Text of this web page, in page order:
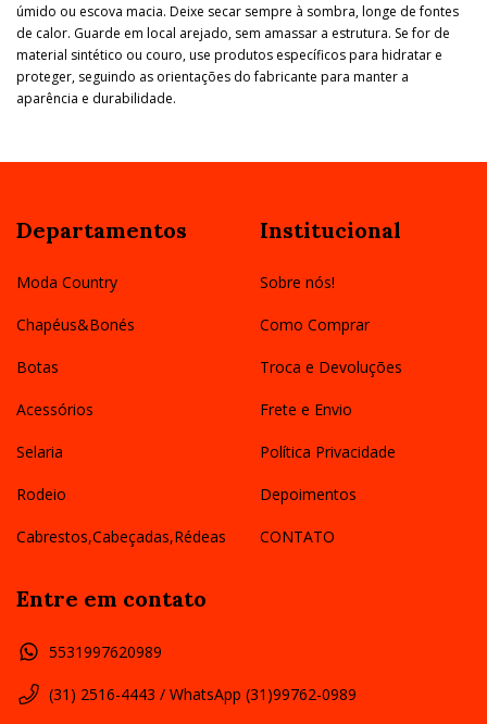
úmido ou escova macia. Deixe secar sempre à sombra, longe de fontes
de calor. Guarde em local arejado, sem amassar a estrutura. Se for de
material sintético ou couro, use produtos específicos para hidratar e
proteger, seguindo as orientações do fabricante para manter a
aparência e durabilidade.
Departamentos
Moda Country
Chapéus&Bonés
Botas
Acessórios
Selaria
Rodeio
Cabrestos,Cabeçadas,Rédeas
Institucional
Sobre nós!
Como Comprar
Troca e Devoluções
Frete e Envio
Política Privacidade
Depoimentos
CONTATO
Entre em contato
5531997620989
(31) 2516-4443 / WhatsApp (31)99762-0989